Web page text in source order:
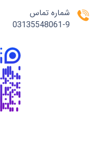
شماره تماس
03135548061-9